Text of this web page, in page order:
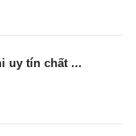
uy tín chất ...